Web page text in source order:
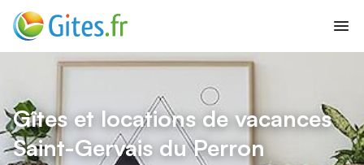
Gîtes et locations de vacances
Saint-Gervais du Perron